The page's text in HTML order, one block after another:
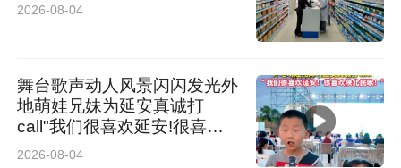
辆清理。不建议学校私自处理焚烧，建议由学校
或者由学校自己找车运到焚烧发电站。
之后，记者又联系普洱市思茅区综合行政执法
2026-08-04
舞台歌声动人风景闪闪发光外
地萌娃兄妹为延安真诚打
call"我们很喜欢延安!很喜欢
陕北民歌!“
2026-08-04